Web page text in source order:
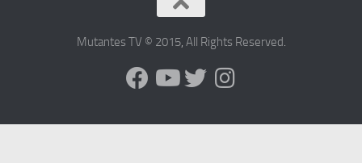
Mutantes TV © 2015, All Rights Reserved.